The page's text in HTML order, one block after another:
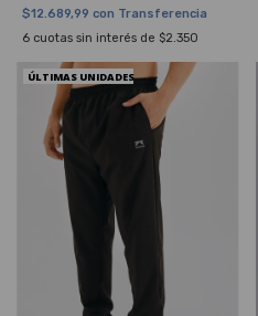
$12.689,99 con Transferencia
6 cuotas sin interés de $2.350
ÚLTIMAS UNIDADES